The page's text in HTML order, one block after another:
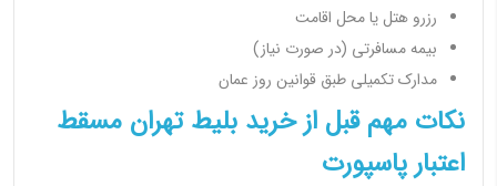
رزرو هتل یا محل اقامت
بیمه مسافرتی (در صورت نیاز)
مدارک تکمیلی طبق قوانین روز عمان
نکات مهم قبل از خرید بلیط تهران مسقط
اعتبار پاسپورت